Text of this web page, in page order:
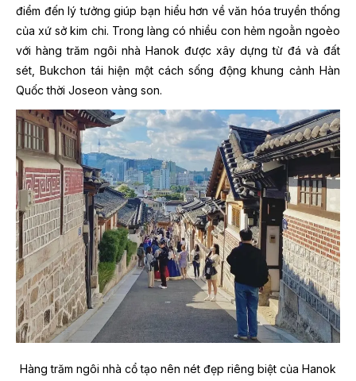
điểm đến lý tưởng giúp bạn hiểu hơn về văn hóa truyền thống
của xứ sở kim chi. Trong làng có nhiều con hẻm ngoằn ngoèo
với hàng trăm ngôi nhà Hanok được xây dựng từ đá và đất
sét, Bukchon tái hiện một cách sống động khung cảnh Hàn
Quốc thời Joseon vàng son.
Hàng trăm ngôi nhà cổ tạo nên nét đẹp riêng biệt của Hanok